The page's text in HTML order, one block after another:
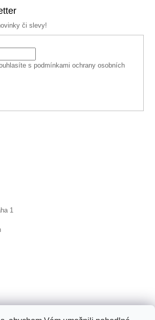
či slevy!
s podmínkami ochrany osobních
1